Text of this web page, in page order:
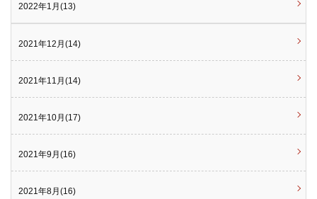
2022年1月(13)
2021年12月(14)
2021年11月(14)
2021年10月(17)
2021年9月(16)
2021年8月(16)